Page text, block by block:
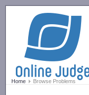
Home Browse Problems